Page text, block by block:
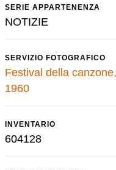
SERIE APPARTENENZA
NOTIZIE
SERVIZIO FOTOGRAFICO
Festival della
1960
INVENTARIO
604128